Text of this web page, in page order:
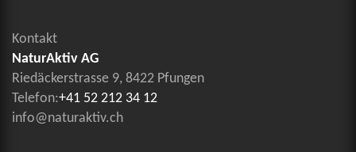
Kontakt
NaturAktiv AG
Riedäckerstrasse 9, 8422 Pfungen
Telefon:+41 52 212 34 12
info@naturaktiv.ch